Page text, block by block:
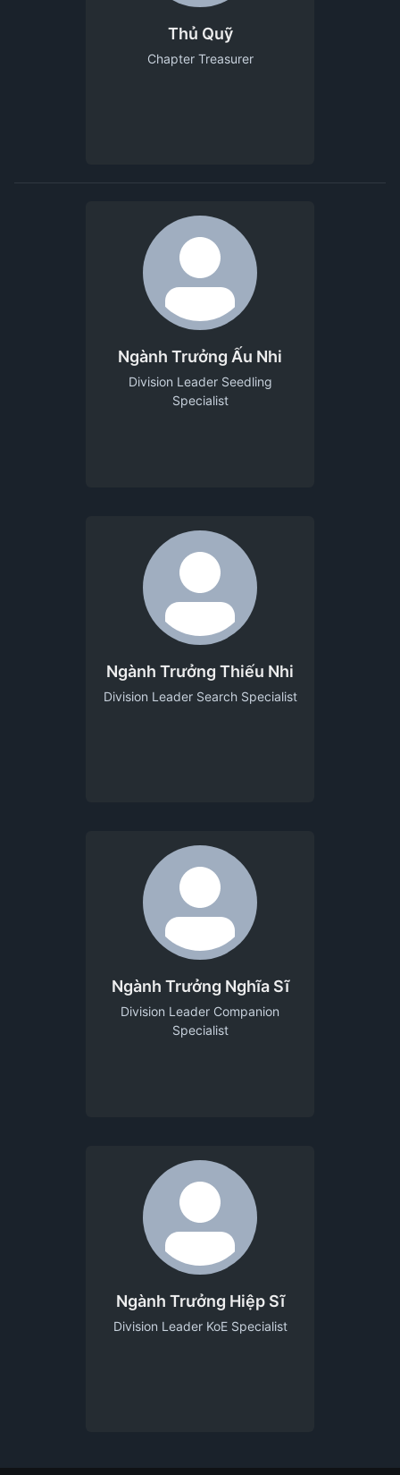
Thủ Quỹ
Chapter Treasurer
Ngành Trưởng Ấu Nhi
Division Leader Seedling
Specialist
Ngành Trưởng Thiếu Nhi
Division Leader Search Specialist
Ngành Trưởng Nghĩa Sĩ
Division Leader Companion
Specialist
Ngành Trưởng Hiệp Sĩ
Division Leader KoE Specialist